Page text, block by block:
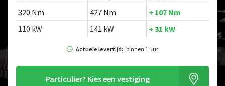
320 Nm
427 Nm
+ 107 Nm
110 kW
141 kW + 31 kW
Actuele levertijd: binnen 1 uur
Particulier? Kies een vestiging